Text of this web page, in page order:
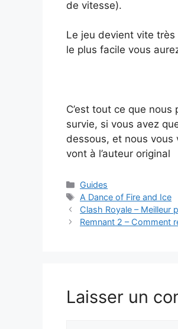
de vitesse).
Le jeu devient vite
le plus facile vous
C’est tout ce que
survie, si vous avez
dessous, et nous
vont à l’auteur original
Catégories
Guides
Étiquettes
A Dance of Fire and Ice
Clash Royale – Meilleur
Remnant 2 – Comment
Laisser un